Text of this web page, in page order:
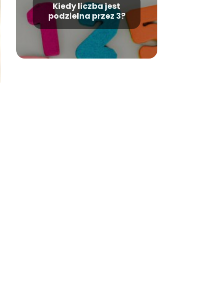
Kiedy liczba jest
podzielna przez 3?